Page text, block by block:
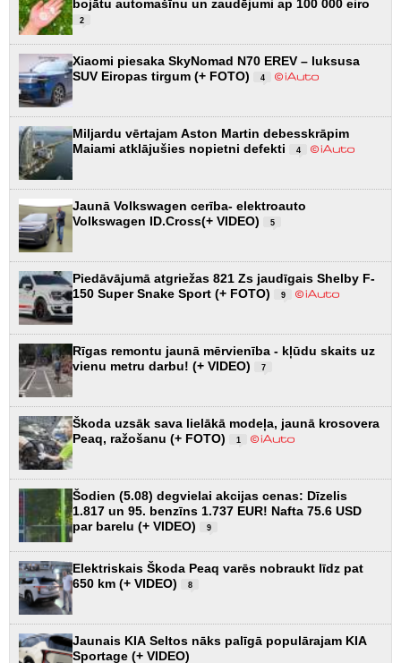
bojātu automašīnu un zaudējumi ap 100 000 eiro
2
Xiaomi piesaka SkyNomad N70 EREV – luksusa
SUV Eiropas tirgum (+ FOTO)
4
Miljardu vērtajam Aston Martin debesskrāpim
Maiami atklājušies nopietni defekti
4
Jaunā Volkswagen cerība- elektroauto
Volkswagen ID.Cross(+ VIDEO)
5
Piedāvājumā atgriežas 821 Zs jaudīgais Shelby F-
150 Super Snake Sport (+ FOTO)
9
Rīgas remontu jaunā mērvienība - kļūdu skaits uz
vienu metru darbu! (+ VIDEO)
7
Škoda uzsāk sava lielākā modeļa, jaunā krosovera
Peaq, ražošanu (+ FOTO)
1
Šodien (5.08) degvielai akcijas cenas: Dīzelis
1.817 un 95. benzīns 1.737 EUR! Nafta 75.6 USD
par barelu (+ VIDEO)
9
Elektriskais Škoda Peaq varēs nobraukt līdz pat
650 km (+ VIDEO)
8
Jaunais KIA Seltos nāks palīgā populārajam KIA
Sportage (+ VIDEO)